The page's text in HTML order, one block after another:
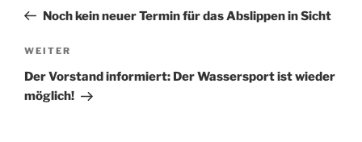
Beitrag
Noch kein neuer Termin für das Abslippen in Sicht
Nächster
Beitrag
WEITER
Der Vorstand informiert: Der Wassersport ist wieder
möglich!